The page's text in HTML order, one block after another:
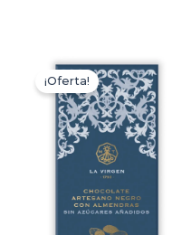
¡Oferta!
El
precio
original
era:
4,95 €.
El
precio
actual
es:
3,96 €.